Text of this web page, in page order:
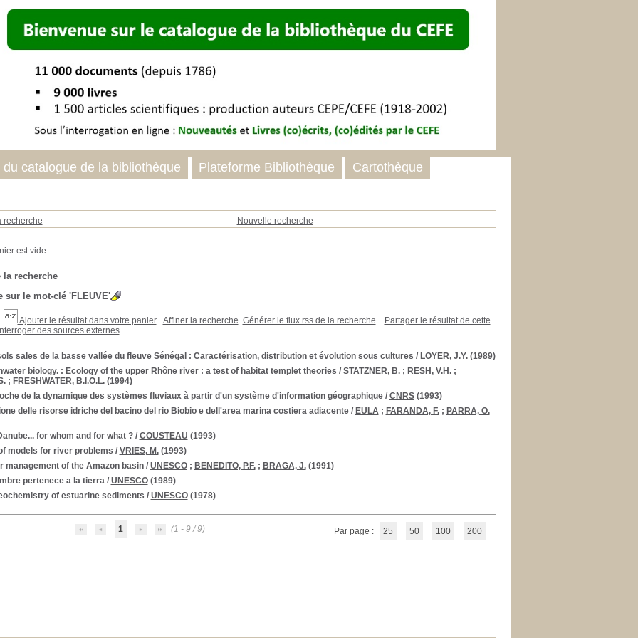
recherche Nouvelle recherche
la recherche
sur le mot-clé 'FLEUVE'
Ajouter le résultat dans votre panier Affiner la recherche Générer le flux rss de la recherche
Partager le résultat de cette
Interroger des sources externes
sales de la basse vallée du fleuve Sénégal : Caractérisation, distribution et évolution sous cultures / LOYER, J.Y.(1989)
biology. : Ecology of the upper Rhône river : a test of habitat templet theories / STATZNER, B.; RESH, V.H.;
; FRESHWATER, B.I.O.L.(1994)
de la dynamique des systèmes fluviaux à partir d'un système d'information géographique/ CNRS(1993)
delle risorse idriche del bacino del rio Biobio e dell'area marina costiera adiacente/ EULA; FARANDA, F.; PARRA, O.
for whom and for what ?/ COUSTEAU (1993)
models for river problems / VRIES, M.(1993)
management of the Amazon basin/ UNESCO; BENEDITO, P.F.; BRAGA, J.(1991)
pertenece a la tierra/ UNESCO(1989)
of estuarine sediments / UNESCO(1978)
1 (1 - 9 / 9) Par page : 25 50 100 200
du catalogue de la bibliothèque Plateforme Bibliothèque Cartothèque